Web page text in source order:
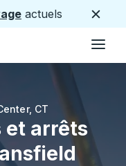
actuels
, CT
et arrêts